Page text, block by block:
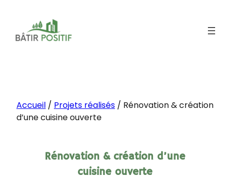
Accueil / Projets réalisés / Rénovation & création
d’une cuisine ouverte
Rénovation & création d’une
cuisine ouverte